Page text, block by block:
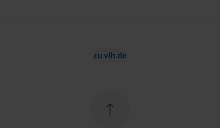
zu vlh.de